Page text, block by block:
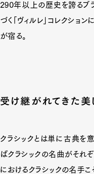
290年以上の歴史を誇るブ
づく「ヴィルレ」コレクショ
が宿る。
受け継がれてきた美
クラシックとは単に古典を
ばクラシックの名曲がそれ
におけるクラシックの名手こ